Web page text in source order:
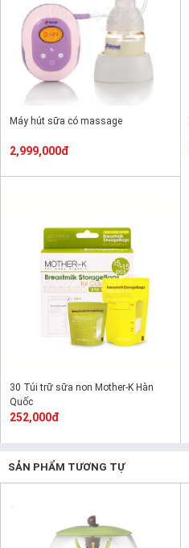
Máy hút sữa có massage
2,999,000đ
30 Túi trữ sữa non Mother-K Hàn
Quốc
252,000đ
SẢN PHẨM TƯƠNG TỰ